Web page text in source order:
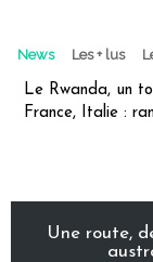
News Les + lus
Le Rwanda, un
France, Italie :
Une route,